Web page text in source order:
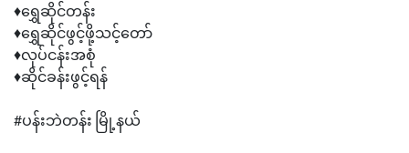
♦ရွှေဆိုင်တန်း
♦ရွှေဆိုင်ဖွင့်ဖို့သင့်တော်
♦လုပ်ငန်းအစုံ
♦ဆိုင်ခန်းဖွင့်ရန်
#ပန်းဘဲတန်း မြို့နယ်